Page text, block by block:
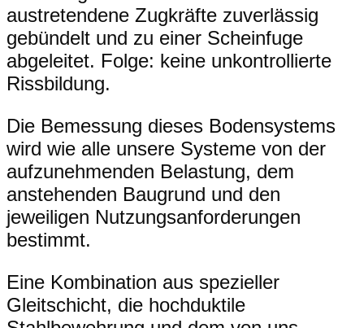
austretendene Zugkräfte zuverlässig
gebündelt und zu einer Scheinfuge
abgeleitet. Folge: keine unkontrollierte
Rissbildung.
Die Bemessung dieses Bodensystems
wird wie alle unsere Systeme von der
aufzunehmenden Belastung, dem
anstehenden Baugrund und den
jeweiligen Nutzungsanforderungen
bestimmt.
Eine Kombination aus spezieller
Gleitschicht, die hochduktile